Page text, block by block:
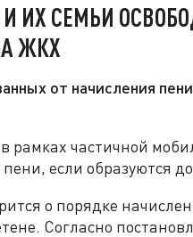
ИХ СЕМЬИ
ЖКХ
от начисления
рамках частичной
если образуются
о порядке
Согласно